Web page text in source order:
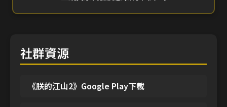
社群資源
《朕的江山2》Google Play下載